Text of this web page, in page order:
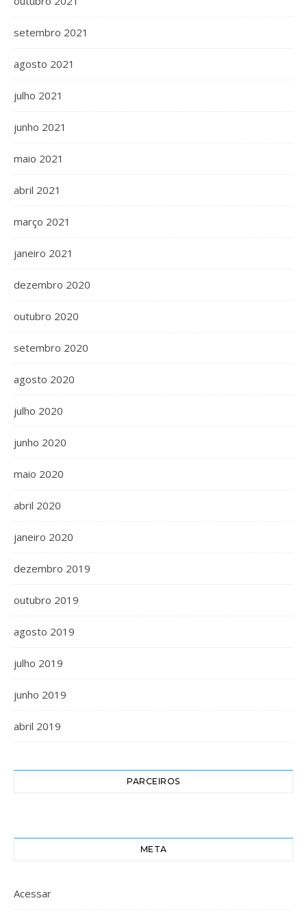
setembro 2021
agosto 2021
julho 2021
junho 2021
maio 2021
abril 2021
março 2021
janeiro 2021
dezembro 2020
outubro 2020
setembro 2020
agosto 2020
julho 2020
junho 2020
maio 2020
abril 2020
janeiro 2020
dezembro 2019
outubro 2019
agosto 2019
julho 2019
junho 2019
abril 2019
PARCEIROS
META
Acessar